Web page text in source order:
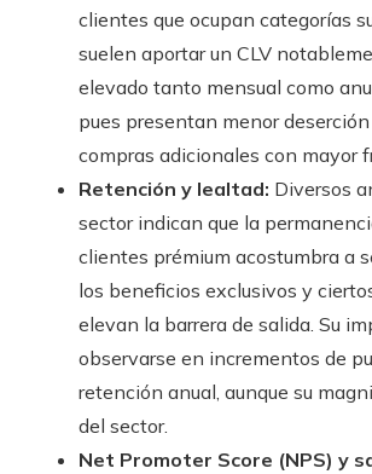
clientes que ocupan categorías
suelen aportar un CLV
elevado tanto mensual como
pues presentan menor
compras adicionales con mayor
Retención y lealtad: Diversos
sector indican que la
clientes prémium acostumbra a
los beneficios exclusivos y
elevan la barrera de salida. Su
observarse en incrementos de
retención anual, aunque su
del sector.
Net Promoter Score (NPS) y